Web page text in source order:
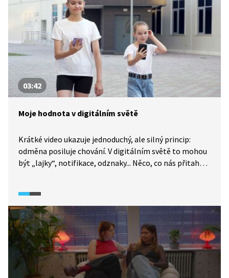
03:42
Moje hodnota v digitálním světě
Krátké video ukazuje jednoduchý, ale silný princip:
odměna posiluje chování. V digitálním světě to mohou
být „lajky“, notifikace, odznaky... Něco, co nás přitahuje
mi dělá „dobře“ zvenčí a co drží moji hodnotu zevnitř.
Video je spouštěčem; těžištěm hodiny je reflexe
a definování malého, proveditelného kroku pro větší
digitální wellbeing.